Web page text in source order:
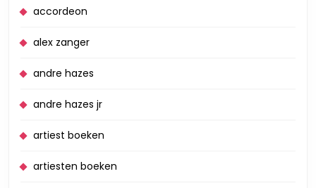
accordeon
alex zanger
andre hazes
andre hazes jr
artiest boeken
artiesten boeken